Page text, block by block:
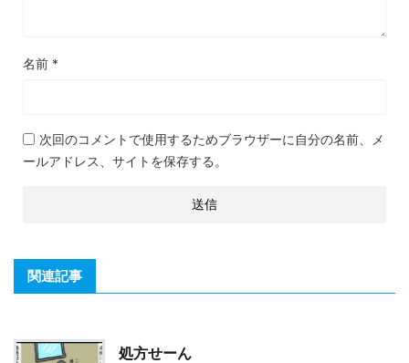
名前 *
次回のコメントで使用するためブラウザーに自分の名前、メ
ールアドレス、サイトを保存する。
関連記事
処方せーん